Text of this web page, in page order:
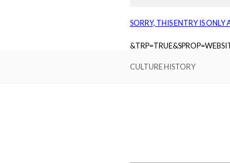
SORRY, THIS ENTRY IS ONLY
CULTURE HISTORY